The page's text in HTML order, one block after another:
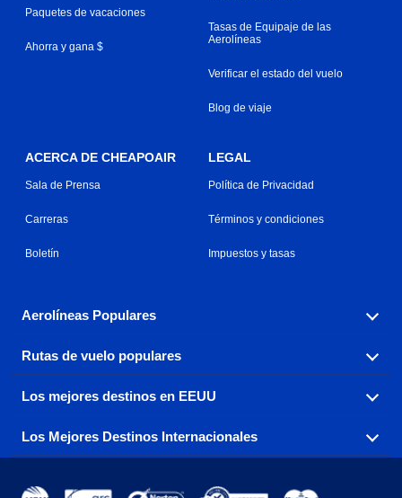
Paquetes de vacaciones
Ahorra y gana $
Tasas de Equipaje de las
Aerolíneas
Verificar el estado del vuelo
Blog de viaje
ACERCA DE CHEAPOAIR
Sala de Prensa
Carreras
Boletín
LEGAL
Política de Privacidad
Términos y condiciones
Impuestos y tasas
Aerolíneas Populares
Explora nuestras opciones de tarifas aéreas baratas por
aerolínea, con más de 500 opciones para elegir.
Aeromexico
Air France Alaska Airlines
Rutas de vuelo populares
Reserva una de nuestras rutas de vuelo más populares
con tres sencillos clics.
Los mejores destinos en EEUU
Encuentra boletos de avión baratos a destinos
populares de los EEUU de costa a costa.
Los Mejores Destinos Internacionales